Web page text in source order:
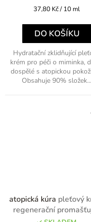
Měrná
37,80 Kč / 10 ml
DO KOŠÍKU
Hydratační zklidňující
krém pro péči o miminka,
dospělé s atopickou
Obsahuje 90% složek...
atopická kúra pleťový
regenerační